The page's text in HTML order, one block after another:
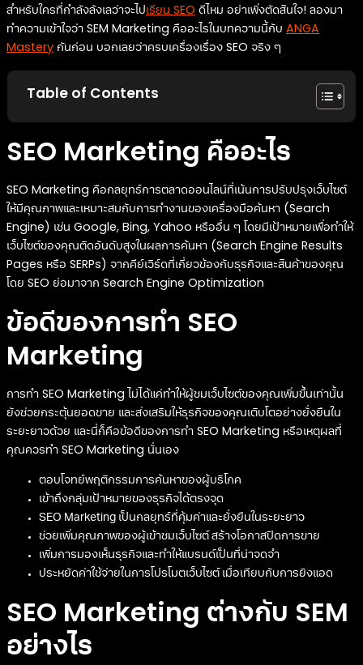
สำหรับใครที่กำลังลังเลว่าจะไปเรียน SEO ดีไหม อย่าเพิ่งตัดสินใจ! ลองมา
ทำความเข้าใจว่า SEM Marketing คืออะไรในบทความนี้กับ ANGA
Mastery กันก่อน บอกเลยว่าครบเครื่องเรื่อง SEO จริง ๆ
Table of Contents
SEO Marketing คืออะไร
SEO Marketing คือกลยุทธ์การตลาดออนไลน์ที่เน้นการปรับปรุงเว็บไซต์
ให้มีคุณภาพและเหมาะสมกับการทำงานของเครื่องมือค้นหา (Search
Engine) เช่น Google, Bing, Yahoo หรืออื่น ๆ โดยมีเป้าหมายเพื่อทำให้
เว็บไซต์ของคุณติดอันดับสูงในผลการค้นหา (Search Engine Results
Pages หรือ SERPs) จากคีย์เวิร์ดที่เกี่ยวข้องกับธุรกิจและสินค้าของคุณ
โดย SEO ย่อมาจาก Search Engine Optimization
ข้อดีของการทำ SEO
Marketing
การทำ SEO Marketing ไม่ได้แค่ทำให้ผู้ชมเว็บไซต์ของคุณเพิ่มขึ้นเท่านั้น
ยังช่วยกระตุ้นยอดขาย และส่งเสริมให้ธุรกิจของคุณเติบโตอย่างยั่งยืนใน
ระยะยาวด้วย และนี่ก็คือข้อดีของการทำ SEO Marketing หรือเหตุผลที่
คุณควรทำ SEO Marketing นั่นเอง
ตอบโจทย์พฤติกรรมการค้นหาของผู้บริโภค
เข้าถึงกลุ่มเป้าหมายของธุรกิจได้ตรงจุด
SEO Marketing เป็นกลยุทธ์ที่คุ้มค่าและยั่งยืนในระยะยาว
ช่วยเพิ่มคุณภาพของผู้เข้าชมเว็บไซต์ สร้างโอกาสปิดการขาย
เพิ่มการมองเห็นธุรกิจและทำให้แบรนด์เป็นที่น่าจดจำ
ประหยัดค่าใช้จ่ายในการโปรโมตเว็บไซต์ เมื่อเทียบกับการยิงแอด
SEO Marketing ต่างกับ SEM
อย่างไร